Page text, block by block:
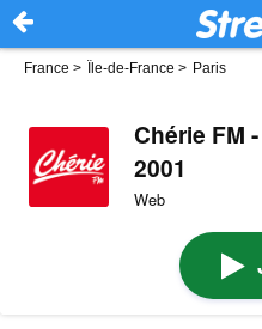
France > Île-de-France > Paris
Chérie FM
2001
Web